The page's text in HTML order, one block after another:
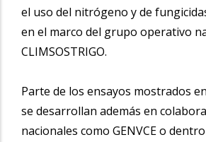
el uso del nitrógeno y de
en el marco del grupo operativo
CLIMSOSTRIGO.
Parte de los ensayos mostrados
se desarrollan además en
nacionales como GENVCE o